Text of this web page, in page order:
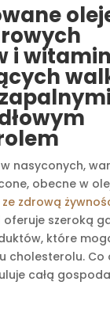
i witamin
nasyconych,
obecne w
ze zdrową
oferuje szeroką
które
cholesterolu. Co
całą